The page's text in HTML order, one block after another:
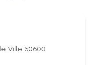
Ville 60600